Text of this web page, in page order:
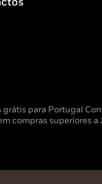
grátis para Portugal
compras superiores a